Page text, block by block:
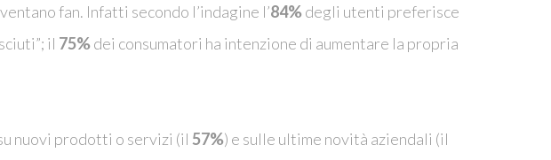
fan. Infatti secondo l’indagine l’84%degli utenti preferisce
il 75%dei consumatori ha intenzione di aumentare la propria
nuovi prodotti o servizi (il 57%) e sulle ultime novità aziendali (il